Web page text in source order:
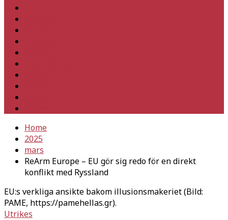
Home
2025
mars
ReArm Europe – EU gör sig redo för en direkt
konflikt med Ryssland
EU:s verkliga ansikte bakom illusionsmakeriet (Bild:
PAME, https://pamehellas.gr).
Utrikes